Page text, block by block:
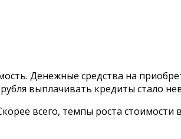
Денежные средства на
выплачивать кредиты стало
всего, темпы роста стоимости